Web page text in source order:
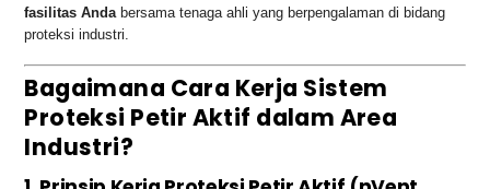
fasilitas Anda bersama tenaga ahli yang berpengalaman di bidang
proteksi industri.
Bagaimana Cara Kerja Sistem
Proteksi Petir Aktif dalam Area
Industri?